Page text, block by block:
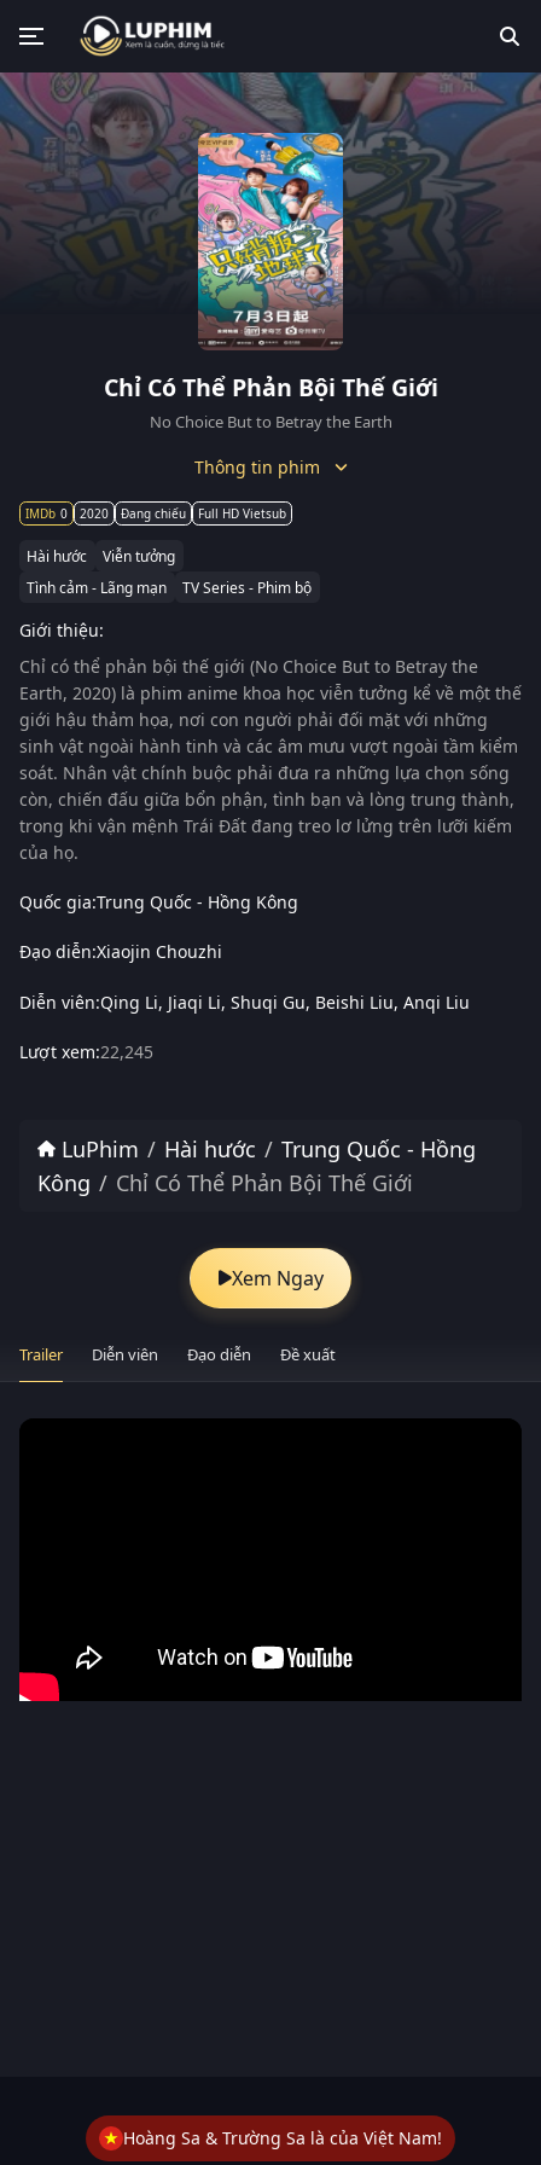
Chỉ Có Thể Phản Bội Thế Giới
No Choice But to Betray the Earth
Thông tin phim
0 2020 Đang chiếu Full HD Vietsub
Hài hước
Viễn tưởng
Tình cảm - Lãng mạn
TV Series - Phim bộ
Giới thiệu:
Chỉ có thể phản bội thế giới (No Choice But to Betray the
Earth, 2020) là phim anime khoa học viễn tưởng kể về một thế
giới hậu thảm họa, nơi con người phải đối mặt với những
sinh vật ngoài hành tinh và các âm mưu vượt ngoài tầm kiểm
soát. Nhân vật chính buộc phải đưa ra những lựa chọn sống
còn, chiến đấu giữa bổn phận, tình bạn và lòng trung thành,
trong khi vận mệnh Trái Đất đang treo lơ lửng trên lưỡi kiếm
của họ.
Quốc gia:Trung Quốc - Hồng Kông
Đạo diễn:Xiaojin Chouzhi
Diễn viên:Qing Li Jiaqi Li Shuqi Gu Beishi Liu Anqi Liu
Lượt xem:22,245
LuPhim Hài hước
Trung Quốc - Hồng
Kông
Chỉ Có Thể Phản Bội Thế Giới
Xem Ngay
Trailer Diễn viên Đạo diễn Đề xuất
Hoàng Sa & Trường Sa là của Việt Nam!